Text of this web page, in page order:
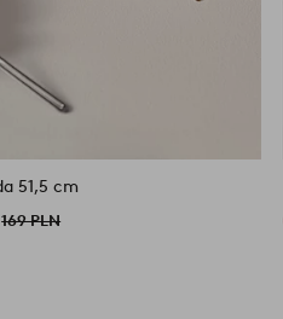
MISTEL girlanda 51,5 cm
169 PLN